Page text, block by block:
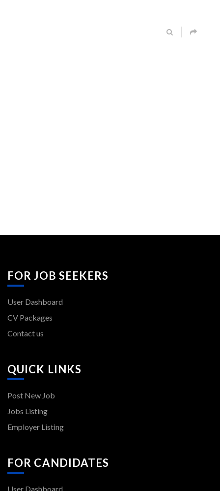
FOR JOB SEEKERS
User Dashboard
CV Packages
Contact us
QUICK LINKS
Post New Job
Jobs Listing
Employer Listing
FOR CANDIDATES
User Dashboard